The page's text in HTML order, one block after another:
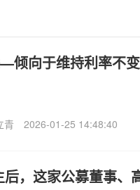
倾向于维持利率不
青 2026-01-25 14:48:40
，这家公募董事、